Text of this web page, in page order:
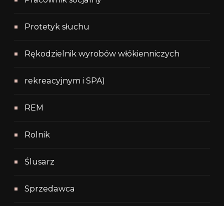
Protetyk słuchu
Rękodzielnik wyrobów włókienniczych
rekreacyjnym i SPA)
REM
Rolnik
Ślusarz
Sprzedawca